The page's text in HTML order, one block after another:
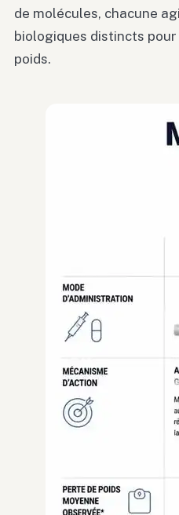
de molécules, chacune
biologiques distincts
poids.